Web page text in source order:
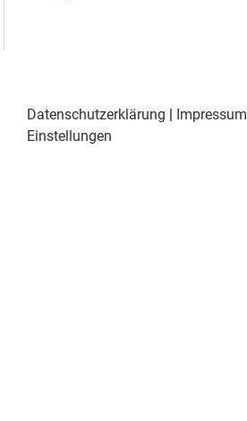
Datenschutzerklärung | Impressum
Einstellungen